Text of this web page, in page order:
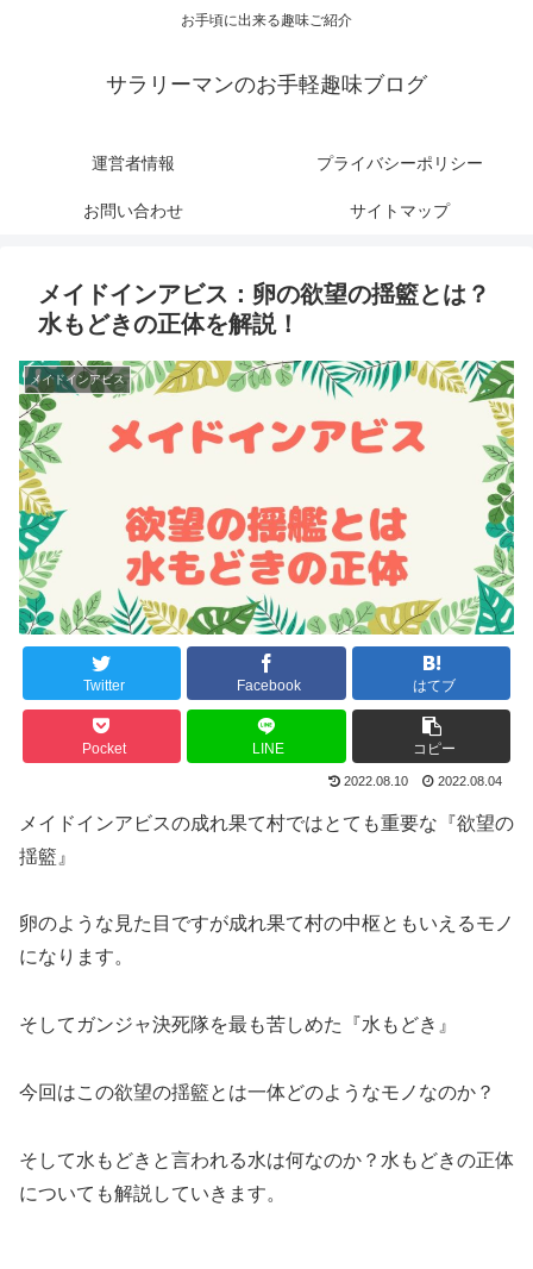
お手頃に出来る趣味ご紹介
サラリーマンのお手軽趣味ブログ
運営者情報 プライバシーポリシー
お問い合わせ サイトマップ
メイドインアビス：卵の欲望の揺籃とは？
水もどきの正体を解説！
メイドインアビス
Twitter Facebook はてブ
Pocket LINE コピー
2022.08.10 2022.08.04
メイドインアビスの成れ果て村ではとても重要な『欲望の
揺籃』
卵のような見た目ですが成れ果て村の中枢ともいえるモノ
になります。
そしてガンジャ決死隊を最も苦しめた『水もどき』
今回はこの欲望の揺籃とは一体どのようなモノなのか？
そして水もどきと言われる水は何なのか？水もどきの正体
についても解説していきます。